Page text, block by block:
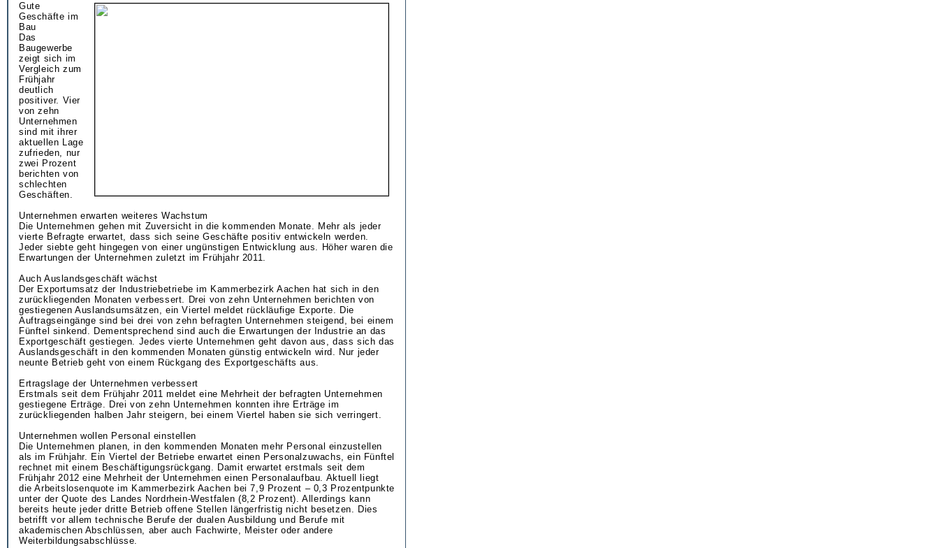
Gute
Geschäfte im
Bau
Das
Baugewerbe
zeigt sich im
Vergleich zum
Frühjahr
deutlich
positiver. Vier
von zehn
Unternehmen
sind mit ihrer
aktuellen Lage
zufrieden, nur
zwei Prozent
berichten von
schlechten
Geschäften.
Unternehmen erwarten weiteres Wachstum
Die Unternehmen gehen mit Zuversicht in die kommenden Monate. Mehr als jeder
vierte Befragte erwartet, dass sich seine Geschäfte positiv entwickeln werden.
Jeder siebte geht hingegen von einer ungünstigen Entwicklung aus. Höher waren die
Erwartungen der Unternehmen zuletzt im Frühjahr 2011.
Auch Auslandsgeschäft wächst
Der Exportumsatz der Industriebetriebe im Kammerbezirk Aachen hat sich in den
zurückliegenden Monaten verbessert. Drei von zehn Unternehmen berichten von
gestiegenen Auslandsumsätzen, ein Viertel meldet rückläufige Exporte. Die
Auftragseingänge sind bei drei von zehn befragten Unternehmen steigend, bei einem
Fünftel sinkend. Dementsprechend sind auch die Erwartungen der Industrie an das
Exportgeschäft gestiegen. Jedes vierte Unternehmen geht davon aus, dass sich das
Auslandsgeschäft in den kommenden Monaten günstig entwickeln wird. Nur jeder
neunte Betrieb geht von einem Rückgang des Exportgeschäfts aus.
Ertragslage der Unternehmen verbessert
Erstmals seit dem Frühjahr 2011 meldet eine Mehrheit der befragten Unternehmen
gestiegene Erträge. Drei von zehn Unternehmen konnten ihre Erträge im
zurückliegenden halben Jahr steigern, bei einem Viertel haben sie sich verringert.
Unternehmen wollen Personal einstellen
Die Unternehmen planen, in den kommenden Monaten mehr Personal einzustellen
als im Frühjahr. Ein Viertel der Betriebe erwartet einen Personalzuwachs, ein Fünftel
rechnet mit einem Beschäftigungsrückgang. Damit erwartet erstmals seit dem
Frühjahr 2012 eine Mehrheit der Unternehmen einen Personalaufbau. Aktuell liegt
die Arbeitslosenquote im Kammerbezirk Aachen bei 7,9 Prozent – 0,3 Prozentpunkte
unter der Quote des Landes Nordrhein-Westfalen (8,2 Prozent). Allerdings kann
bereits heute jeder dritte Betrieb offene Stellen längerfristig nicht besetzen. Dies
betrifft vor allem technische Berufe der dualen Ausbildung und Berufe mit
akademischen Abschlüssen, aber auch Fachwirte, Meister oder andere
Weiterbildungsabschlüsse.